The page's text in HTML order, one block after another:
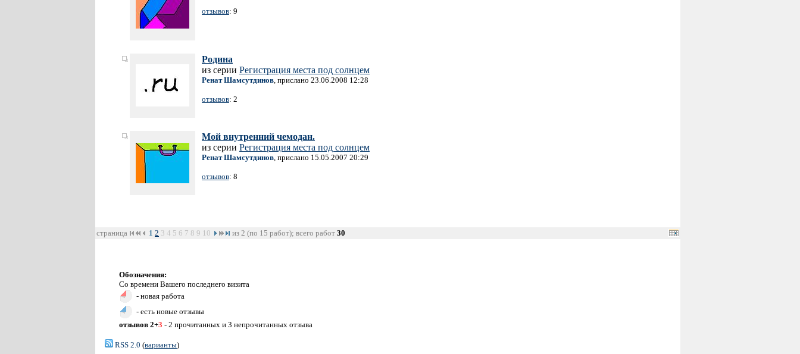
отзывов: 9
Родина
из серии Регистрация места под солнцем
Ренат Шамсутдинов, прислано 23.06.2008 12:28
отзывов: 2
Мой внутренний чемодан.
из серии Регистрация места под солнцем
Ренат Шамсутдинов, прислано 15.05.2007 20:29
отзывов: 8
страница 1 2 3 4 5 6 7 8 9 10 из 2 (по 15 работ); всего работ 30
Обозначения:
Со времени Вашего последнего визита
- новая работа
- есть новые отзывы
отзывов 2+3 - 2 прочитанных и 3 непрочитанных отзыва
RSS 2.0 (варианты)